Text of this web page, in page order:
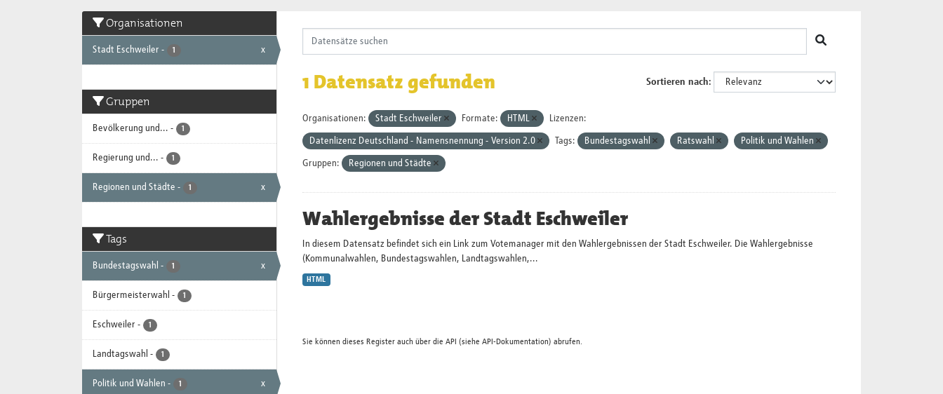
Organisationen
Stadt Eschweiler - 1 x
Gruppen
Bevölkerung und... - 1
Regierung und... - 1
Regionen und Städte - 1 x
Tags
Bundestagswahl - 1 x
Bürgermeisterwahl - 1
Eschweiler - 1
Landtagswahl - 1
Politik und Wahlen - 1 x
Sortieren nach
1 Datensatz gefunden
Organisationen: Stadt Eschweiler Formate: HTML Lizenzen:
Datenlizenz Deutschland - Namensnennung - Version 2.0 Tags: Bundestagswahl Ratswahl Politik und Wahlen
Gruppen: Regionen und Städte
Wahlergebnisse der Stadt Eschweiler
In diesem Datensatz befindet sich ein Link zum Votemanager mit den Wahlergebnissen der Stadt Eschweiler. Die Wahlergebnisse
(Kommunalwahlen, Bundestagswahlen, Landtagswahlen,...
HTML
Sie können dieses Register auch über die API (siehe API-Dokumentation) abrufen.